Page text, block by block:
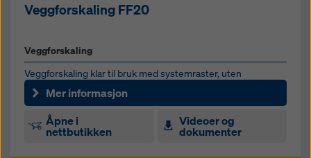
Veggforskaling FF20
Veggforskaling
Veggforskaling klar til bruk med systemraster, uten
rammeavtrykk
Mer informasjon
Åpne i
nettbutikken
Videoer og
dokumenter